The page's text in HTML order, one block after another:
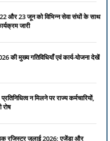
और 23 जून को विभिन्न सेवा संघों के साथ
जारी
की मुख्य गतिविधियाँ एवं कार्य-योजना देखें
न मिलने पर राज्य कर्मचारियों,
रोष
रजिस्टर जुलाई 2026: एजेंडा और